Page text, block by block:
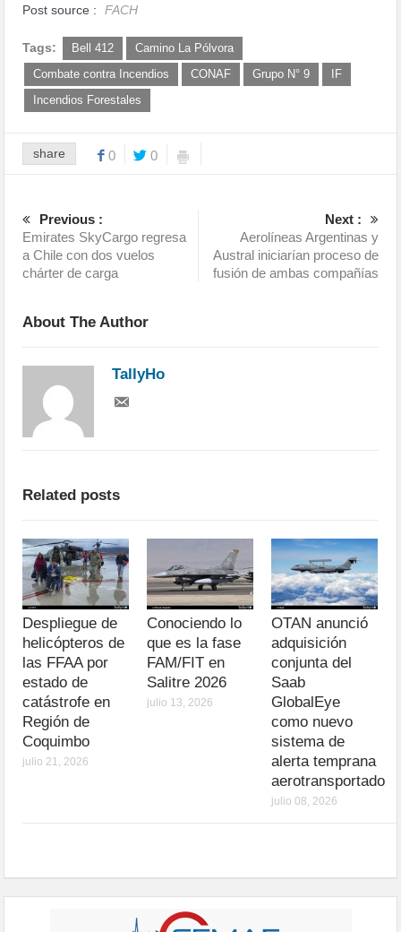
Post source : FACH
Tags: Bell 412
Camino La Pólvora
Combate contra Incendios
CONAF Grupo N° 9
IF
Incendios Forestales
share 0 0
Previous :
Emirates SkyCargo regresa
a Chile con dos vuelos
chárter de carga
Next :
Aerolíneas Argentinas y
Austral iniciarían proceso de
fusión de ambas compañías
About The Author
TallyHo
Related posts
Despliegue de
helicópteros de
las FFAA por
estado de
catástrofe en
Región de
Coquimbo
julio 21, 2026
Conociendo lo
que es la fase
FAM/FIT en
Salitre 2026
julio 13, 2026
OTAN anunció
adquisición
conjunta del
Saab
GlobalEye
como nuevo
sistema de
alerta temprana
aerotransportado
julio 08, 2026